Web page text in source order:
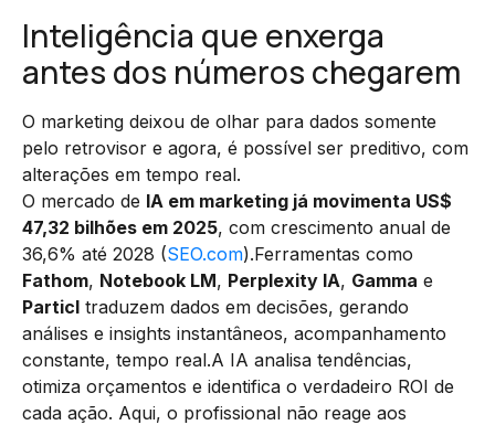
Inteligência que enxerga
antes dos números chegarem
O marketing deixou de olhar para dados somente
pelo retrovisor e agora, é possível ser preditivo, com
alterações em tempo real.
O mercado de IA em marketing já movimenta US$
47,32 bilhões em 2025, com crescimento anual de
36,6% até 2028 (SEO.com).Ferramentas como
Fathom, Notebook LM, Perplexity IA, Gamma e
Particl traduzem dados em decisões, gerando
análises e insights instantâneos, acompanhamento
constante, tempo real.A IA analisa tendências,
otimiza orçamentos e identifica o verdadeiro ROI de
cada ação. Aqui, o profissional não reage aos